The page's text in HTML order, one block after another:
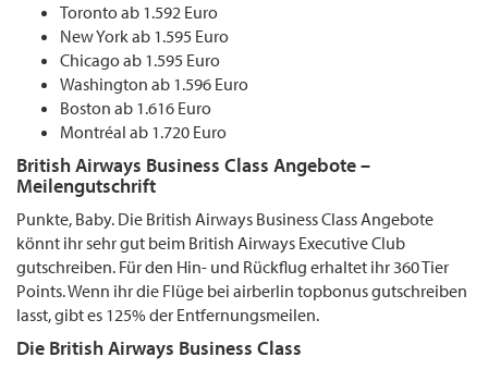
Toronto ab 1.592 Euro
New York ab 1.595 Euro
Chicago ab 1.595 Euro
Washington ab 1.596 Euro
Boston ab 1.616 Euro
Montréal ab 1.720 Euro
British Airways Business Class Angebote –
Meilengutschrift
Punkte, Baby. Die British Airways Business Class Angebote
könnt ihr sehr gut beim British Airways Executive Club
gutschreiben. Für den Hin- und Rückflug erhaltet ihr 360 Tier
Points. Wenn ihr die Flüge bei airberlin topbonus gutschreiben
lasst, gibt es 125% der Entfernungsmeilen.
Die British Airways Business Class